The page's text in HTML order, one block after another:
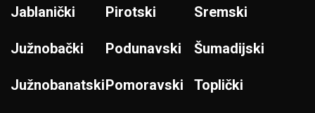
Jablanički
Južnobački
Južnobanatski
Pirotski
Podunavski
Pomoravski
Sremski
Šumadijski
Toplički